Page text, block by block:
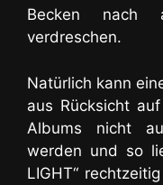
Becken nach
verdreschen.
Natürlich kann
aus Rücksicht
Albums nicht
werden und so
LIGHT“